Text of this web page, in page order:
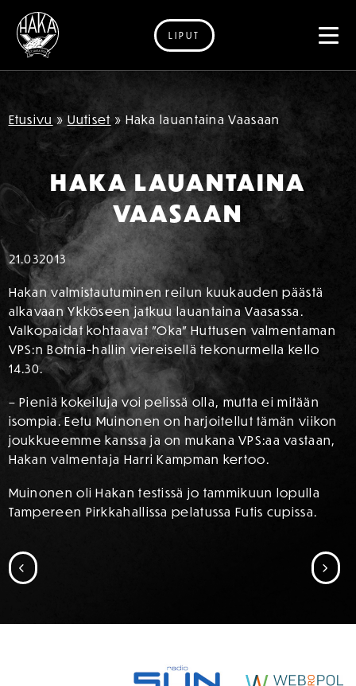
Siirry sisältöön
LIPUT
Etusivu » Uutiset » Haka lauantaina Vaasaan
HAKA LAUANTAINA
VAASAAN
21.032013
Hakan valmistautuminen reilun kuukauden päästä
alkavaan Ykköseen jatkuu lauantaina Vaasassa.
Valkopaidat kohtaavat ”Oka” Huttusen valmentaman
VPS:n Botnia-hallin viereisellä tekonurmella kello
14.30.
– Pieniä kokeiluja voi pelissä olla, mutta ei mitään
isompia. Eetu Muinonen on harjoitellut tämän viikon
joukkueemme kanssa ja on mukana VPS:aa vastaan,
Hakan valmentaja Harri Kampman kertoo.
Muinonen oli Hakan testissä jo tammikuun lopulla
Tampereen Pirkkahallissa pelatussa Futis cupissa.
SIIRRY EDELLISEEN